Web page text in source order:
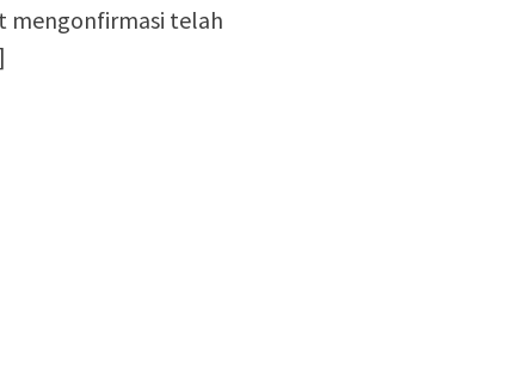
mengonfirmasi telah